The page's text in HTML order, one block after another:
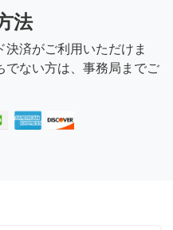
法
済がご利用いただけま
でない方は、事務局までご